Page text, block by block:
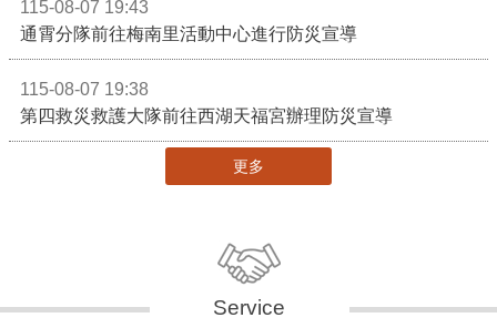
115-08-07 19:43
通霄分隊前往梅南里活動中心進行防災宣導
115-08-07 19:38
第四救災救護大隊前往西湖天福宮辦理防災宣導
更多